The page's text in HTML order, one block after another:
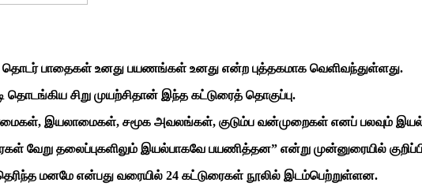
பாதைகள் உனது பயணங்கள் உனது என்ற புத்தகமாக வெளிவந்துள்ளது.
சிறு முயற்சிதான் இந்த கட்டுரைத் தொகுப்பு.
இயலாமைகள், சமூக அவலங்கள், குடும்ப வன்முறைகள் எனப் பலவும்
தலைப்புகளிலும் இயல்பாகவே பயணித்தன” என்று முன்னுரையில்
மனமே என்பது வரையில் 24 கட்டுரைகள் நூலில் இடம்பெற்றுள்ளன.